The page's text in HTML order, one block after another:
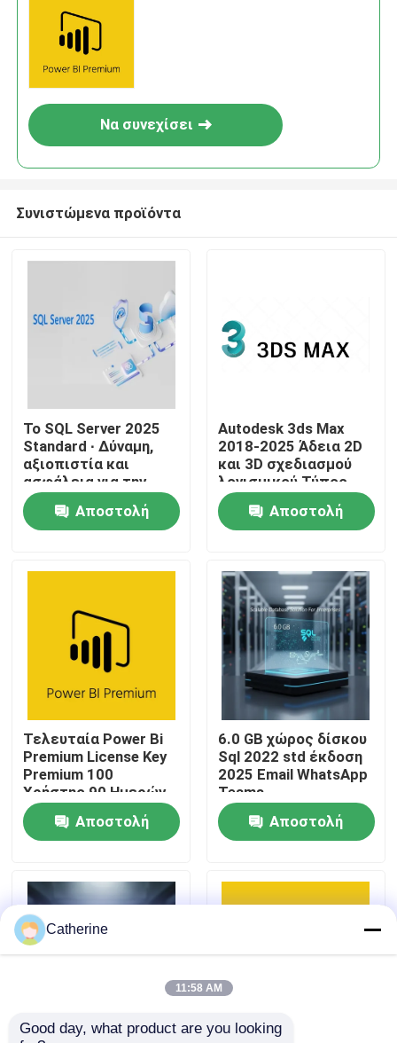
Σπίτι
Βίντεο
Σχετικά με εμάς
Έλεγχος ποιότητας
Επικοινωνήστε μαζί μας
Ζητήστε μια προσφορά
Αγοράστε το Office 2024
επαγγελματίας γραφείων 2021 συν
Να συνεχίσει
Συνιστώμενα προϊόντα
Το SQL Server 2025
Standard ∙ Δύναμη,
αξιοπιστία και
ασφάλεια για την
επιχείρησή σας
Αποστολή
Autodesk 3ds Max
2018-2025 Άδεια 2D
και 3D σχεδιασμού
λογισμικού Τύπος
Συνδετικός
λογαριασμός
Σύνδεσης Ισχύς 1
Αποστολή
Τελευταία Power Bi
Premium License Key
Premium 100
Χρήστης 90 Ημερών
Εγγύηση
Αποστολή
6.0 GB χώρος δίσκου
Sql 2022 std έκδοση
2025 Email WhatsApp
Teams
Μεταβαλλόμενη λύση
βάσης δεδομένων για
επιχειρήσεις
Αποστολή
Catherine
11:58 AM
Good day, what product are you looking